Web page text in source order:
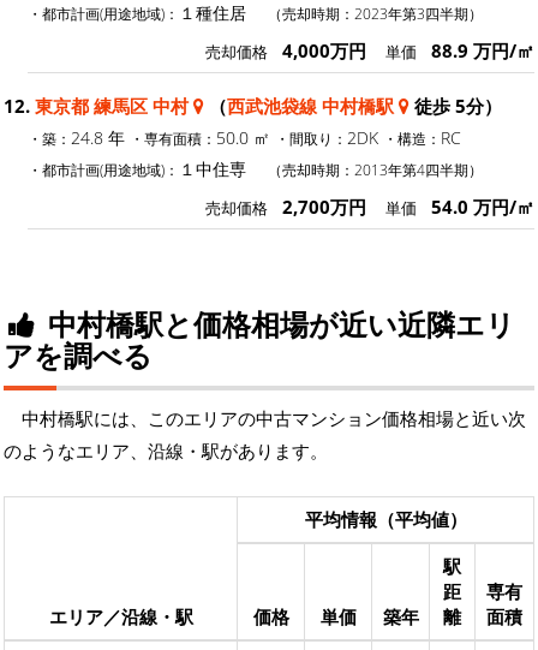
・都市計画(用途地域)： １種住居 （売却時期：2023年第3四半期）
売却価格 4,000万円 単価 88.9 万円/㎡
12. 東京都 練馬区 中村 （西武池袋線 中村橋駅 徒歩 5分）
・築： 24.8 年 ・専有面積： 50.0 ㎡ ・間取り： 2DK ・構造： RC
・都市計画(用途地域)： １中住専 （売却時期：2013年第4四半期）
売却価格 2,700万円 単価 54.0 万円/㎡
中村橋駅と価格相場が近い近隣エリ
アを調べる
中村橋駅には、このエリアの中古マンション価格相場と近い次
のようなエリア、沿線・駅があります。
エリア／沿線・駅
平均情報（平均値）
価格 単価 築年
駅
距
離
専有
面積